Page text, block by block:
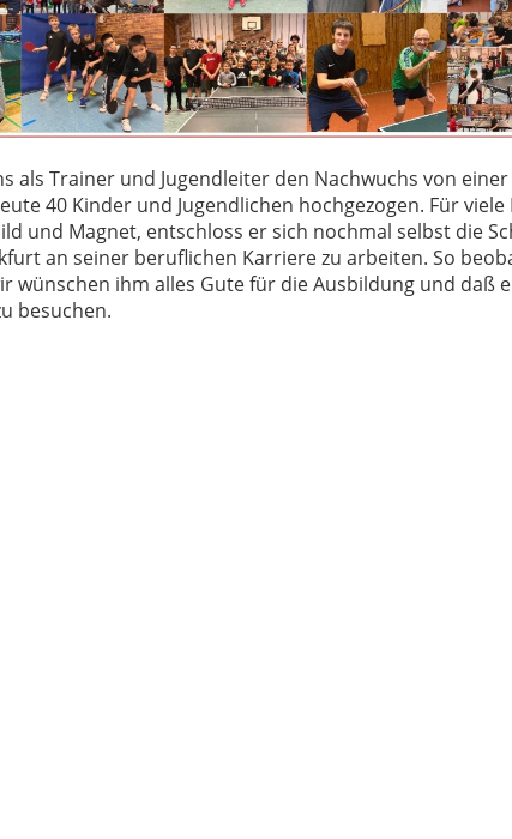
als Trainer und Jugendleiter den Nachwuchs von
40 Kinder und Jugendlichen hochgezogen. Für
und Magnet, entschloss er sich nochmal selbst die
an seiner beruflichen Karriere zu arbeiten. So
wünschen ihm alles Gute für die Ausbildung und daß
besuchen.